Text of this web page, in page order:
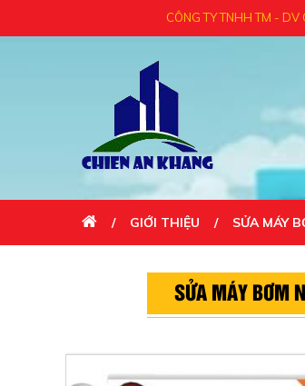
CÔNG TY TNHH TM - DV
GIỚI THIỆU SỬA MÁY
SỬA MÁY BƠM